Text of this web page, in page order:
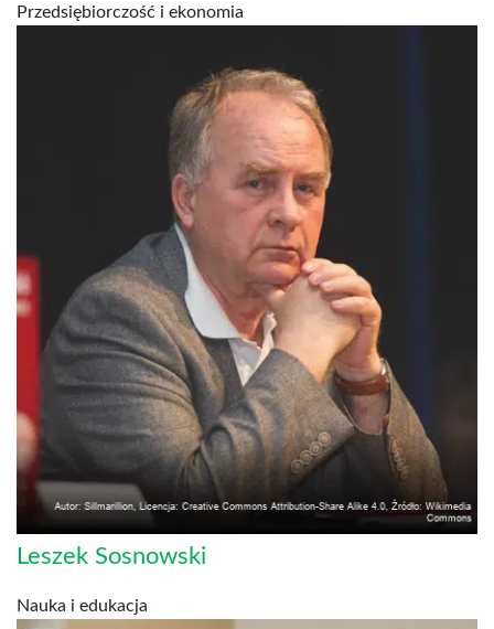
Przedsiębiorczość i ekonomia
Leszek Sosnowski
Nauka i edukacja